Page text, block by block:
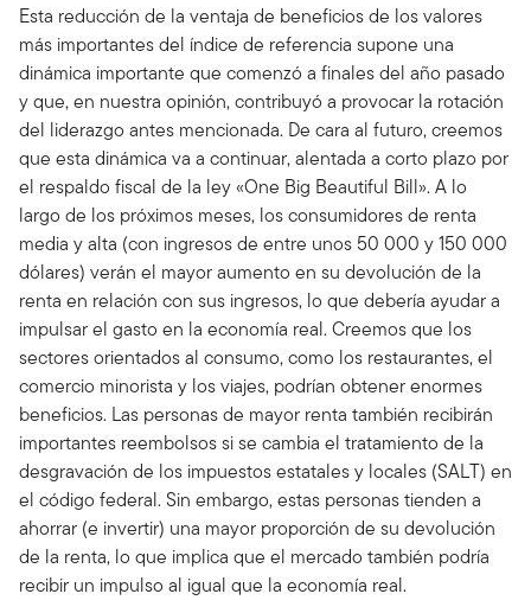
Esta reducción de la ventaja de beneficios de los valores
más importantes del índice de referencia supone una
dinámica importante que comenzó a finales del año pasado
y que, en nuestra opinión, contribuyó a provocar la rotación
del liderazgo antes mencionada. De cara al futuro, creemos
que esta dinámica va a continuar, alentada a corto plazo por
el respaldo fiscal de la ley «One Big Beautiful Bill». A lo
largo de los próximos meses, los consumidores de renta
media y alta (con ingresos de entre unos 50 000 y 150 000
dólares) verán el mayor aumento en su devolución de la
renta en relación con sus ingresos, lo que debería ayudar a
impulsar el gasto en la economía real. Creemos que los
sectores orientados al consumo, como los restaurantes, el
comercio minorista y los viajes, podrían obtener enormes
beneficios. Las personas de mayor renta también recibirán
importantes reembolsos si se cambia el tratamiento de la
desgravación de los impuestos estatales y locales (SALT) en
el código federal. Sin embargo, estas personas tienden a
ahorrar (e invertir) una mayor proporción de su devolución
de la renta, lo que implica que el mercado también podría
recibir un impulso al igual que la economía real.